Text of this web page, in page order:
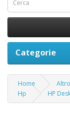
Categorie
Home Altro
Hp
HP